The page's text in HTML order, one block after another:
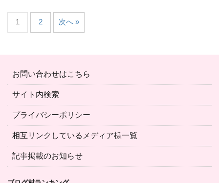
1 2 次へ »
お問い合わせはこちら
サイト内検索
プライバシーポリシー
相互リンクしているメディア様一覧
記事掲載のお知らせ